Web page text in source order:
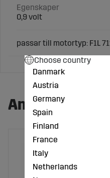
Egenskaper
0,9 volt
passar till motortyp: F1L
Andra köpte
Choose country
Danmark
Austria
Germany
Spain
Finland
France
Italy
Netherlands